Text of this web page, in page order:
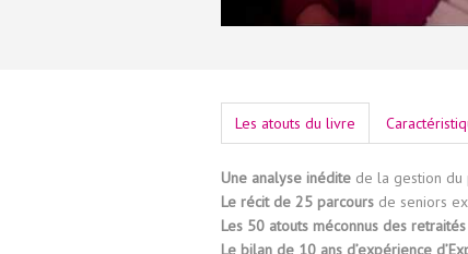
Les atouts du livre
Une analyse inédite de la gestion du
Le récit de 25 parcours de seniors
Les 50 atouts méconnus des retraités
Le bilan de 10 ans d’expérience